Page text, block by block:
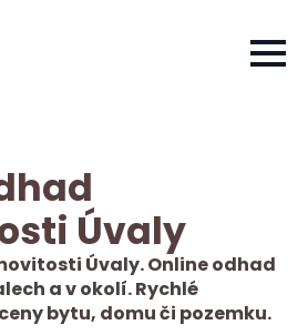
Úvaly
Úvaly. Online odhad
a v okolí. Rychlé
bytu, domu či pozemku.